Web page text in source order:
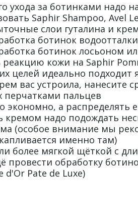
ухода за ботинками надо
Saphir Shampoo, Avel
слои гуталина и
ботинок
ботинок лосьоном
кожи на Saphir
целей идеально подходит
вас устроила,
пальцев
экономно, а
кремом надо подождать
(особое внимание мы
именно там)
более мягкой щёткой с
обработку
d'Or Pate de Luxe)